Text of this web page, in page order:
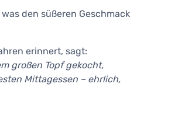
den süßeren Geschmack
erinnert, sagt:
großen Topf gekocht,
Mittagessen – ehrlich,